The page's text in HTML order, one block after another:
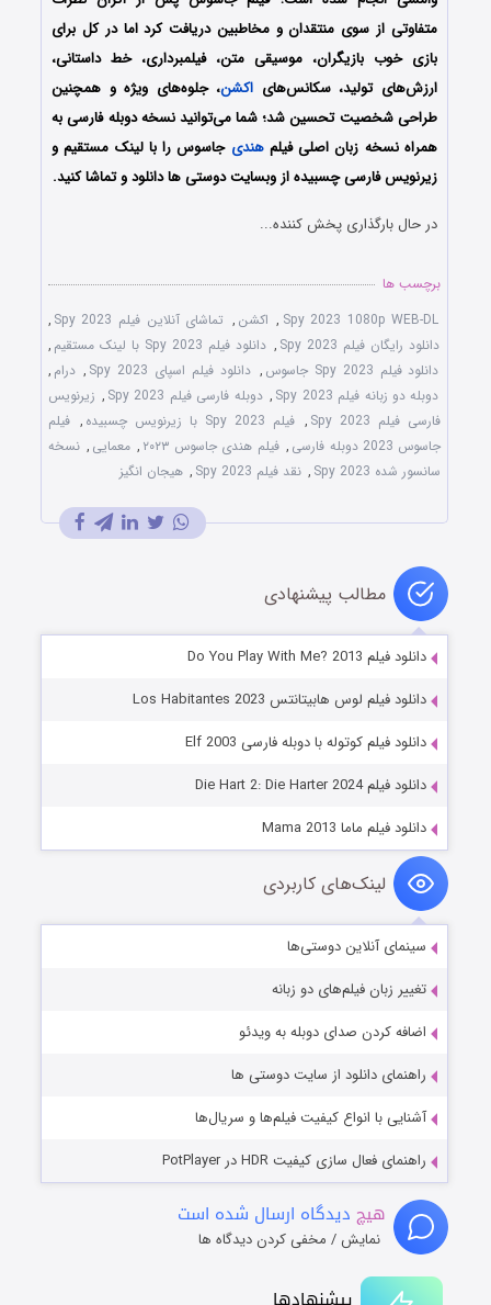
متفاوتی از سوی منتقدان و مخاطبین دریافت کرد اما در کل برای
بازی خوب بازیگران، موسیقی متن، فیلمبرداری، خط داستانی،
ارزش‌های تولید، سکانس‌های اکشن، جلوه‌های ویژه و همچنین
طراحی شخصیت تحسین شد؛ شما می‌توانید نسخه دوبله فارسی به
همراه نسخه زبان اصلی فیلمهندی جاسوس را با ‌لینک مستقیم و
زیرنویس فارسی چسبیده از وبسایت دوستی ها دانلود و تماشا کنید.
در حال بارگذاری پخش کننده...
برچسب ها
Spy 2023 1080p WEB-DL
, اکشن , تماشای آنلاین فیلم Spy 2023
,
دانلود رایگان فیلم Spy 2023
, دانلود فیلم Spy 2023 با لینک مستقیم
,
دانلود فیلم Spy 2023 جاسوس
, دانلود فیلم اسپای Spy 2023 , درام ,
دوبله دو زبانه فیلم Spy 2023
, دوبله فارسی فیلم Spy 2023 , زیرنویس
فارسی فیلم Spy 2023
, فیلم Spy 2023 با زیرنویس چسبیده , فیلم
جاسوس 2023 دوبله فارسی
, فیلم هندی جاسوس ۲۰۲۳ , معمایی , نسخه
سانسور شده Spy 2023
, نقد فیلم Spy 2023 , هیجان انگیز
مطالب پیشنهادی
دانلود فیلم Do You Play With Me? 2013
دانلود فیلم لوس هابیتانتس Los Habitantes 2023
دانلود فیلم کوتوله با دوبله فارسی Elf 2003
دانلود فیلم Die Hart 2: Die Harter 2024
دانلود فیلم ماما Mama 2013
لینک‌های کاربردی
سینمای آنلاین دوستی‌ها
تغییر زبان فیلم‌های دو زبانه
اضافه کردن صدای دوبله به ویدئو
راهنمای دانلود از سایت دوستی ها
آشنایی با انواع کیفیت فیلم‌ها و سریال‌ها
راهنمای فعال سازی کیفیت HDR در PotPlayer
هیچ دیدگاه ارسال شده است
نمایش / مخفی کردن دیدگاه ها